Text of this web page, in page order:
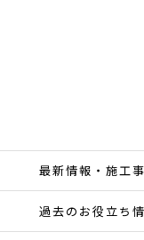
最新情報・施工
過去のお役立ち